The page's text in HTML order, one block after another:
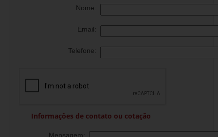
Nome:
Email:
Telefone:
Informações de contato ou cotação
Mensagem: